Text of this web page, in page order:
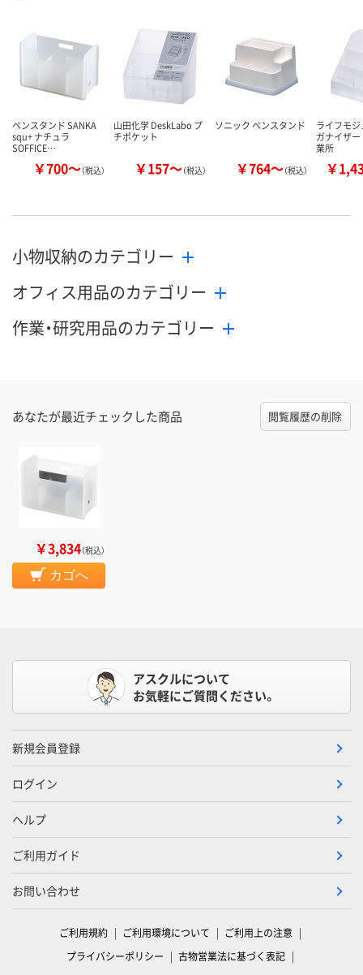
カゴへ カ
ペンスタンド SANKA
squ+ ナチュラ
SOFFICE…
￥700～（税込）
山田化学 DeskLabo プ
チポケット
￥157～（税込）
ソニック ペンスタンド
￥764～（税込）
ライフモ
ガナイザ
業所
￥
小物収納のカテゴリー
オフィス用品のカテゴリー
作業・研究用品のカテゴリー
あなたが最近チェックした商品 閲覧履歴の削除
￥3,834（税込）
カゴへ
アスクルについて
お気軽にご質問ください。
新規会員登録
ログイン
ヘルプ
ご利用ガイド
お問い合わせ
ご利用規約 ご利用環境について
ご利用上の注意
プライバシーポリシー
古物営業法に基づく表記